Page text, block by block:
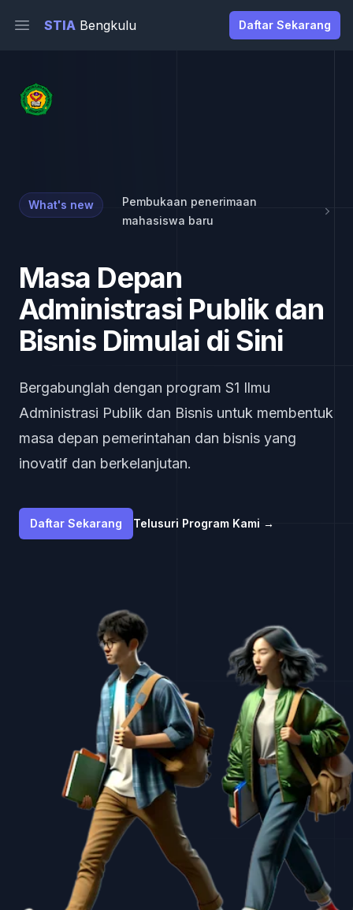
Open main menu
STIA Bengkulu Daftar Sekarang
What's new
Pembukaan penerimaan
mahasiswa baru
Masa Depan
Administrasi Publik dan
Bisnis Dimulai di Sini
Bergabunglah dengan program S1 Ilmu
Administrasi Publik dan Bisnis untuk membentuk
masa depan pemerintahan dan bisnis yang
inovatif dan berkelanjutan.
Daftar Sekarang Telusuri Program Kami →